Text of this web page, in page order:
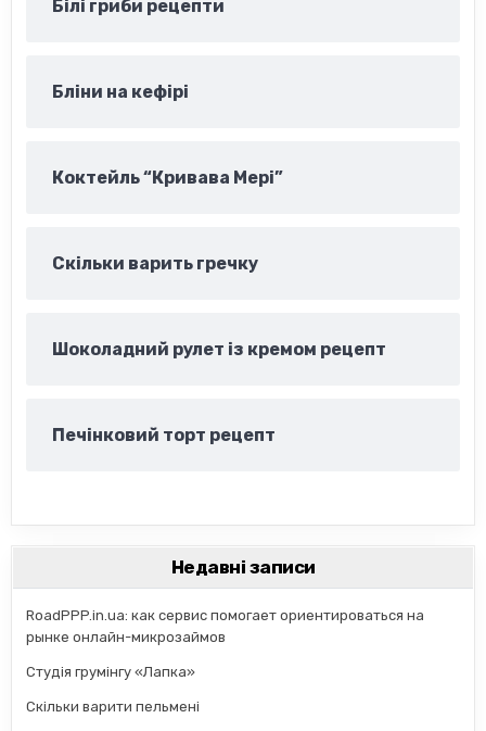
Білі гриби рецепти
Бліни на кефірі
Коктейль “Кривава Мері”
Скільки варить гречку
Шоколадний рулет із кремом рецепт
Печінковий торт рецепт
Недавні записи
RoadPPP.in.ua: как сервис помогает ориентироваться на
рынке онлайн-микрозаймов
Студія грумінгу «Лапка»
Скільки варити пельмені